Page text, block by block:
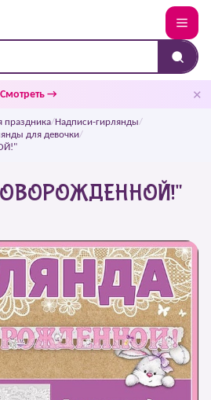
Смотреть → ✕
праздника/Надписи-гирлянды/
для девочки/